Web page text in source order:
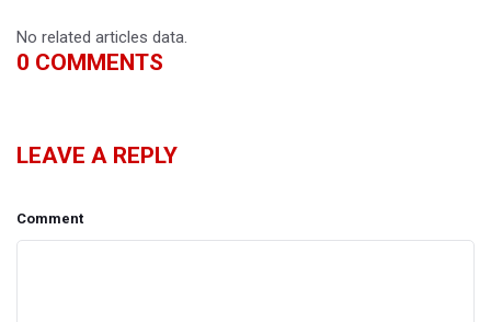
No related articles data.
0 COMMENTS
LEAVE A REPLY
Comment